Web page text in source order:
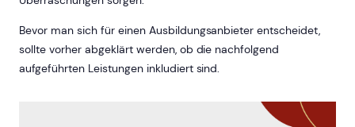
Bevor man sich für einen Ausbildungsanbieter entscheidet,
sollte vorher abgeklärt werden, ob die nachfolgend
aufgeführten Leistungen inkludiert sind.